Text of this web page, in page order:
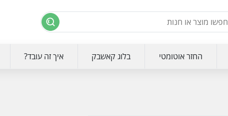
החזר אוטומטי בלוג קאשבק איך זה עובד?